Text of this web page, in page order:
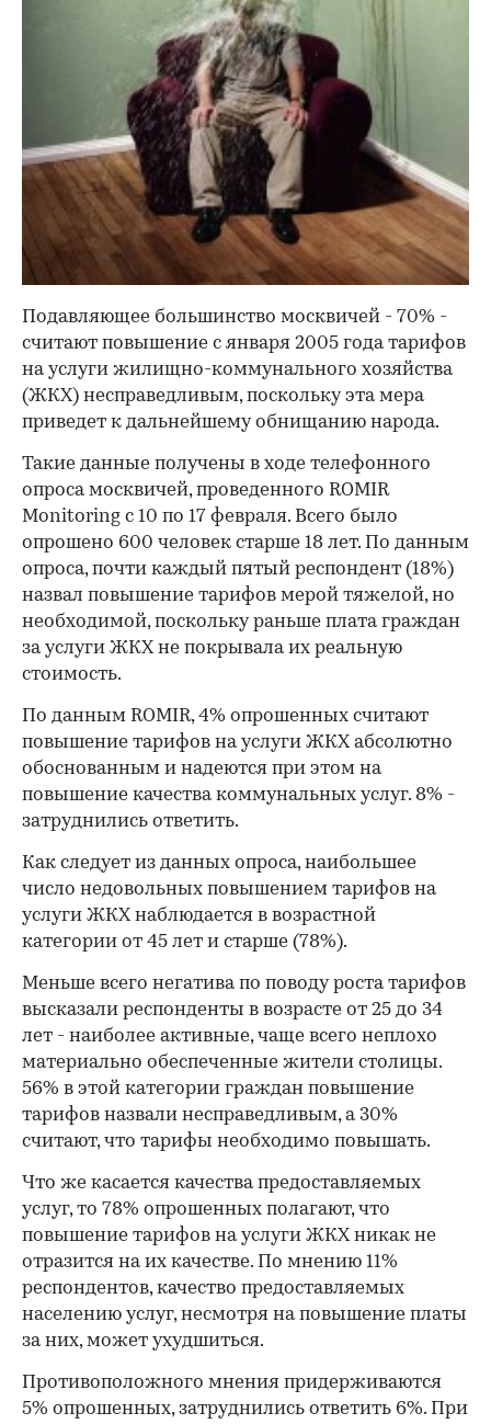
Подавляющее большинство москвичей - 70% -
считают повышение с января 2005 года тарифов
на услуги жилищно-коммунального хозяйства
(ЖКХ) несправедливым, поскольку эта мера
приведет к дальнейшему обнищанию народа.
Такие данные получены в ходе телефонного
опроса москвичей, проведенного ROMIR
Monitoring с 10 по 17 февраля. Всего было
опрошено 600 человек старше 18 лет. По данным
опроса, почти каждый пятый респондент (18%)
назвал повышение тарифов мерой тяжелой, но
необходимой, поскольку раньше плата граждан
за услуги ЖКХ не покрывала их реальную
стоимость.
По данным ROMIR, 4% опрошенных считают
повышение тарифов на услуги ЖКХ абсолютно
обоснованным и надеются при этом на
повышение качества коммунальных услуг. 8% -
затруднились ответить.
Как следует из данных опроса, наибольшее
число недовольных повышением тарифов на
услуги ЖКХ наблюдается в возрастной
категории от 45 лет и старше (78%).
Меньше всего негатива по поводу роста тарифов
высказали респонденты в возрасте от 25 до 34
лет - наиболее активные, чаще всего неплохо
материально обеспеченные жители столицы.
56% в этой категории граждан повышение
тарифов назвали несправедливым, а 30%
считают, что тарифы необходимо повышать.
Что же касается качества предоставляемых
услуг, то 78% опрошенных полагают, что
повышение тарифов на услуги ЖКХ никак не
отразится на их качестве. По мнению 11%
респондентов, качество предоставляемых
населению услуг, несмотря на повышение платы
за них, может ухудшиться.
Противоположного мнения придерживаются
5% опрошенных, затруднились ответить 6%. При